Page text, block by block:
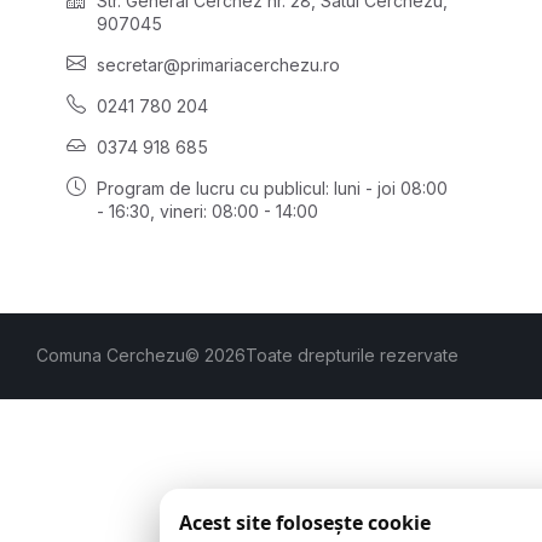
907045
secretar@primariacerchezu.ro
0241 780 204
0374 918 685
Program de lucru cu publicul: luni - joi 08:00
- 16:30 , vineri: 08:00 - 14:00
Comuna Cerchezu© 2026Toate drepturile rezervate
Acest site folosește cookie